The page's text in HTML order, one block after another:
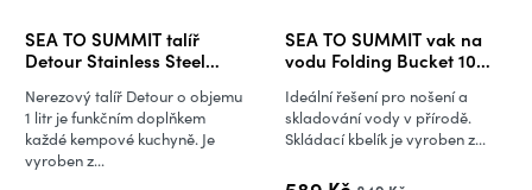
SEA TO SUMMIT talíř
Detour Stainless Steel
Nerezový talíř Detour o objemu
1 litr je funkčním doplňkem
každé kempové kuchyně. Je
vyroben z...
SEA TO SUMMIT vak na
vodu Folding Bucket 10
Ideální řešení pro nošení a
skladování vody v přírodě.
Skládací kbelík je vyroben z...